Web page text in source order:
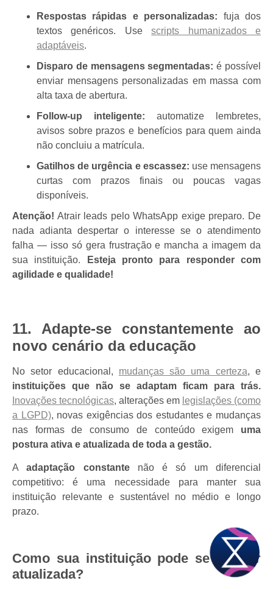
Respostas rápidas e personalizadas: fuja dos
textos genéricos. Usescripts humanizados e
adaptáveis.
Disparo de mensagens segmentadas: é possível
enviar mensagens personalizadas em massa com
alta taxa de abertura.
Follow-up inteligente: automatize lembretes,
avisos sobre prazos e benefícios para quem ainda
não concluiu a matrícula.
Gatilhos de urgência e escassez: use mensagens
curtas com prazos finais ou poucas vagas
disponíveis.
Atenção! Atrair leads pelo WhatsApp exige preparo. De
nada adianta despertar o interesse se o atendimento
falha — isso só gera frustração e mancha a imagem da
sua instituição.
Esteja pronto para responder com
agilidade e qualidade!
11. Adapte-se constantemente ao
novo cenário da educação
No setor educacional, mudanças são uma certeza, e
instituições que não se adaptam ficam para trás.
Inovações tecnológicas, alterações em legislações (como
a LGPD), novas exigências dos estudantes e mudanças
nas formas de consumo de conteúdo exigem uma
postura ativa e atualizada de toda a gestão.
Aadaptação constantenão é só um diferencial
competitivo: é uma necessidade para manter sua
instituição relevante e sustentável no médio e longo
prazo.
Como sua instituição pode se manter
atualizada?